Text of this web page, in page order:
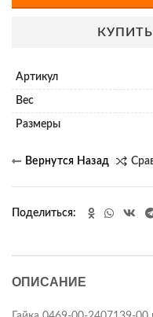
Артикул
Вес
Размеры
Поделиться
ОПИСАНИЕ